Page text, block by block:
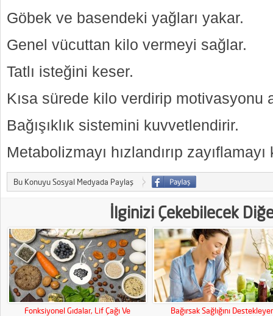
Göbek ve basendeki yağları yakar.
Genel vücuttan kilo vermeyi sağlar.
Tatlı isteğini keser.
Kısa sürede kilo verdirip motivasyonu
Bağışıklık sistemini kuvvetlendirir.
Metabolizmayı hızlandırıp zayıflamayı
Bu Konuyu Sosyal Medyada Paylaş
İlginizi Çekebilecek
Fonksiyonel Gıdalar, Lif Çağı Ve
Bağırsak Sağlığını